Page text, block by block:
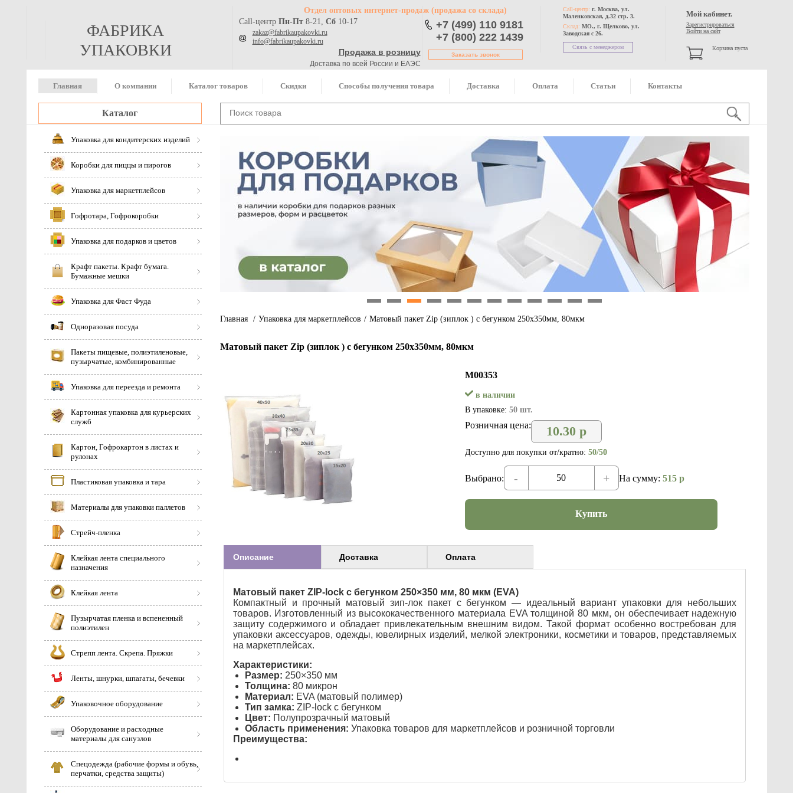
ФАБРИКА
УПАКОВКИ
Отдел оптовых интернет-продаж(продажа со склада)
Call-центр Пн-Пт8-21, Сб10-17
zakaz@fabrikaupakovki.ru
info@fabrikaupakovki.ru
Продажа в розницу
Доставка по всей России и ЕАЭС
+7 (499) 110 9181
+7 (800) 222 1439
Заказать звонок
Call-центр: г. Москва, ул.
Маленковская, д.32 стр. 3.
Склад: МО., г. Щелково, ул.
Заводская с 26.
Связь с менеджером
Мой кабинет.
Зарегистрироваться
Войти на сайт
Корзина пуста
Главная О компании Каталог товаров Скидки Способы получения товара Доставка Оплата Статьи Контакты
Каталог
Упаковка для кондитерских изделий
Коробки для пиццы и пирогов
Упаковка для маркетплейсов
Гофротара, Гофрокоробки
Упаковка для подарков и цветов
Крафт пакеты. Крафт бумага.
Бумажные мешки
Упаковка для Фаст Фуда
Одноразовая посуда
Пакеты пищевые, полиэтиленовые,
пузырчатые, комбинированные
Упаковка для переезда и ремонта
Картонная упаковка для курьерских
служб
Картон, Гофрокартон в листах и
рулонах
Пластиковая упаковка и тара
Материалы для упаковки паллетов
Стрейч-пленка
Клейкая лента специального
назначения
Клейкая лента
Пузырчатая пленка и вспененный
полиэтилен
Стрепп лента. Скрепа. Пряжки
Ленты, шнурки, шпагаты, бечевки
Упаковочное оборудование
Оборудование и расходные
материалы для санузлов
Спецодежда (рабочие формы и обувь,
перчатки, средства защиты)
Главная / Упаковка для маркетплейсов / Матовый пакет Zip (зиплок ) с бегунком 250х350мм, 80мкм
Матовый пакет Zip (зиплок ) с бегунком 250х350мм, 80мкм
М00353
в наличии
В упаковке: 50 шт.
Розничная цена: 10.30 р
Доступно для покупки от/кратно: 50/50
Выбрано: - + На сумму: 515 р
Купить
Описание Доставка Оплата
Матовый пакет ZIP-lock с бегунком 250×350 мм, 80 мкм (EVA)
Компактный и прочный матовый зип-лок пакет с бегунком — идеальный вариант упаковки для небольших
товаров. Изготовленный из высококачественного материала EVA толщиной 80 мкм, он обеспечивает надежную
защиту содержимого и обладает привлекательным внешним видом. Такой формат особенно востребован для
упаковки аксессуаров, одежды, ювелирных изделий, мелкой электроники, косметики и товаров, представляемых
на маркетплейсах.
Характеристики:
Размер: 250×350 мм
Толщина: 80 микрон
Материал: EVA (матовый полимер)
Тип замка: ZIP-lock с бегунком
Цвет: Полупрозрачный матовый
Область применения: Упаковка товаров для маркетплейсов и розничной торговли
Преимущества: